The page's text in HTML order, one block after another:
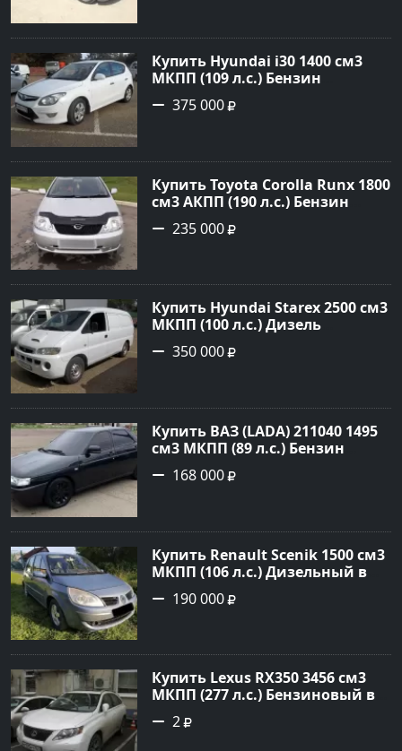
Авторынок23
Купить Hyundai i30 1400 см3
МКПП (109 л.с.) Бензин
инжектор в Кропоткин: цвет
белый Хетчбэк 2011 года по
Авторынок23
375 000
Купить Toyota Corolla Runx 1800
см3 АКПП (190 л.с.) Бензин
инжектор в Тихорецк: цвет
Серый Хетчбэк 2002 года по
Авторынок23
235 000
Купить Hyundai Starex 2500 см3
МКПП (100 л.с.) Дизель
турбонаддув в Краснодар:
цвет белый Фургон 2014 года
Авторынок23
350 000
Купить ВАЗ (LADA) 211040 1495
см3 МКПП (89 л.с.) Бензин
инжектор в Краснодвр: цвет
Черный Седан 2007 года по
Авторынок23
168 000
Купить Renault Scenik 1500 см3
МКПП (106 л.с.) Дизельный в
Белореченск: цвет Голубой
Универсал 2007 года по цене
190 000
Купить Lexus RX350 3456 см3
МКПП (277 л.с.) Бензиновый в
Краснодар: цвет
Перламутрово-белый
2